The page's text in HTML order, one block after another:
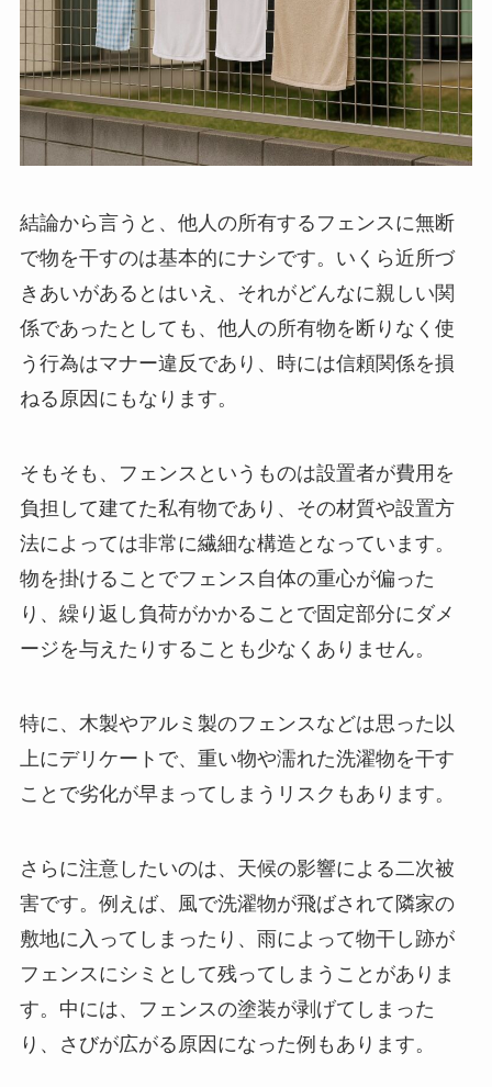
結論から言うと、他人の所有するフェンスに無断
で物を干すのは基本的にナシです。いくら近所づ
きあいがあるとはいえ、それがどんなに親しい関
係であったとしても、他人の所有物を断りなく使
う行為はマナー違反であり、時には信頼関係を損
ねる原因にもなります。
そもそも、フェンスというものは設置者が費用を
負担して建てた私有物であり、その材質や設置方
法によっては非常に繊細な構造となっています。
物を掛けることでフェンス自体の重心が偏った
り、繰り返し負荷がかかることで固定部分にダメ
ージを与えたりすることも少なくありません。
特に、木製やアルミ製のフェンスなどは思った以
上にデリケートで、重い物や濡れた洗濯物を干す
ことで劣化が早まってしまうリスクもあります。
さらに注意したいのは、天候の影響による二次被
害です。例えば、風で洗濯物が飛ばされて隣家の
敷地に入ってしまったり、雨によって物干し跡が
フェンスにシミとして残ってしまうことがありま
す。中には、フェンスの塗装が剥げてしまった
り、さびが広がる原因になった例もあります。